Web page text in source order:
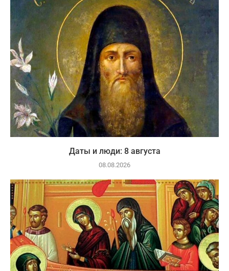
Даты и люди: 8 августа
08.08.2026